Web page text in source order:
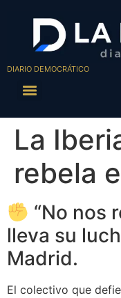
DIARIO DEMOCRÁTICO
La
rebela
“No nos
lleva su
Madrid.
El colectivo que